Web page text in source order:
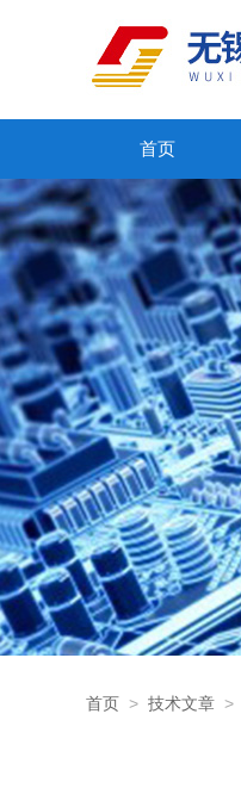
首页
首页 > 技术文章 >